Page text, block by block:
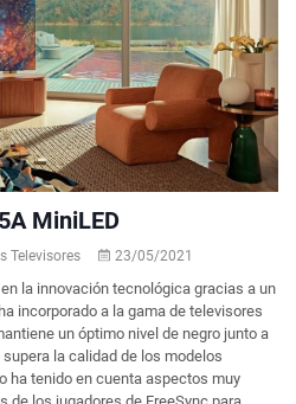
MiniLED
Televisores 23/05/2021
la innovación tecnológica gracias a un
incorporado a la gama de televisores
un óptimo nivel de negro junto a
la calidad de los modelos
ha tenido en cuenta aspectos muy